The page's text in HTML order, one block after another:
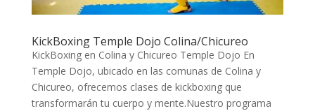
KickBoxing Temple Dojo Colina/Chicureo
KickBoxing en Colina y Chicureo Temple Dojo En
Temple Dojo, ubicado en las comunas de Colina y
Chicureo, ofrecemos clases de kickboxing que
transformarán tu cuerpo y mente.Nuestro programa